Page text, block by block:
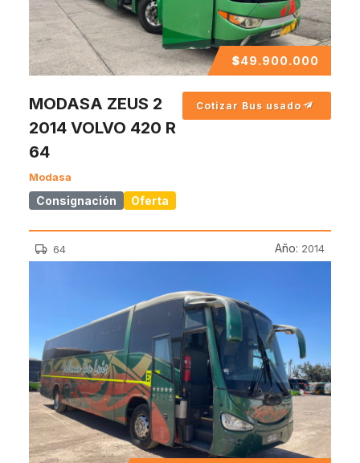
$49.900.000
MODASA ZEUS 2
2014 VOLVO 420 R
64
Modasa
Consignación Oferta
Cotizar Bus usado
64 Año: 2014